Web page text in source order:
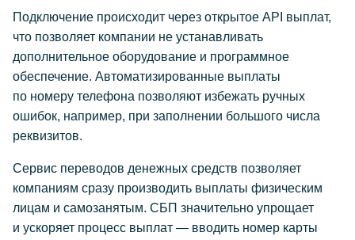
Подключение происходит через открытое API выплат,
что позволяет компании не устанавливать
дополнительное оборудование и программное
обеспечение. Автоматизированные выплаты
по номеру телефона позволяют избежать ручных
ошибок, например, при заполнении большого числа
реквизитов.
Сервис переводов денежных средств позволяет
компаниям сразу производить выплаты физическим
лицам и самозанятым. СБП значительно упрощает
и ускоряет процесс выплат — вводить номер карты